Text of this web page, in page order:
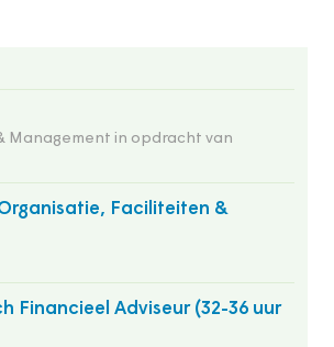
Management in opdracht van
Faciliteiten &
Financieel Adviseur (32-36 uur